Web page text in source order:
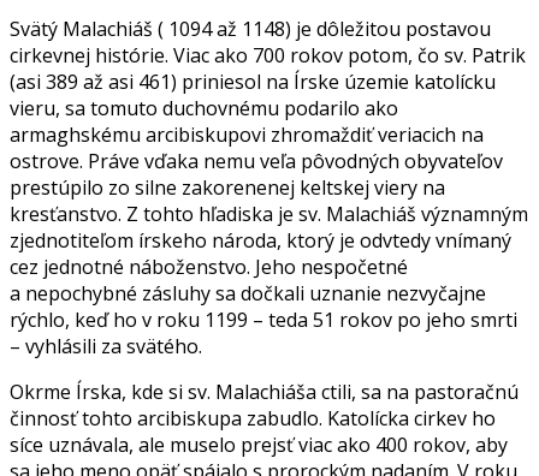
Svätý Malachiáš ( 1094 až 1148) je dôležitou postavou
cirkevnej histórie. Viac ako 700 rokov potom, čo sv. Patrik
(asi 389 až asi 461) priniesol na Írske územie katolícku
vieru, sa tomuto duchovnému podarilo ako
armaghskému arcibiskupovi zhromaždiť veriacich na
ostrove. Práve vďaka nemu veľa pôvodných obyvateľov
prestúpilo zo silne zakorenenej keltskej viery na
kresťanstvo. Z tohto hľadiska je sv. Malachiáš významným
zjednotiteľom írskeho národa, ktorý je odvtedy vnímaný
cez jednotné náboženstvo. Jeho nespočetné
a nepochybné zásluhy sa dočkali uznanie nezvyčajne
rýchlo, keď ho v roku 1199 – teda 51 rokov po jeho smrti
– vyhlásili za svätého.
Okrme Írska, kde si sv. Malachiáša ctili, sa na pastoračnú
činnosť tohto arcibiskupa zabudlo. Katolícka cirkev ho
síce uznávala, ale muselo prejsť viac ako 400 rokov, aby